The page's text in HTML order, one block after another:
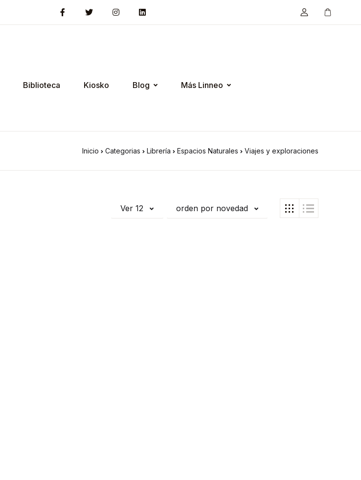
Biblioteca Kiosko Blog Más Linneo
Inicio Categorias Librería Espacios Naturales Viajes y exploraciones
Ver 12 orden por novedad